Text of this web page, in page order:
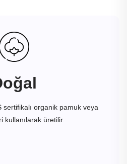
organik pamuk veya
kullanılarak üretilir.